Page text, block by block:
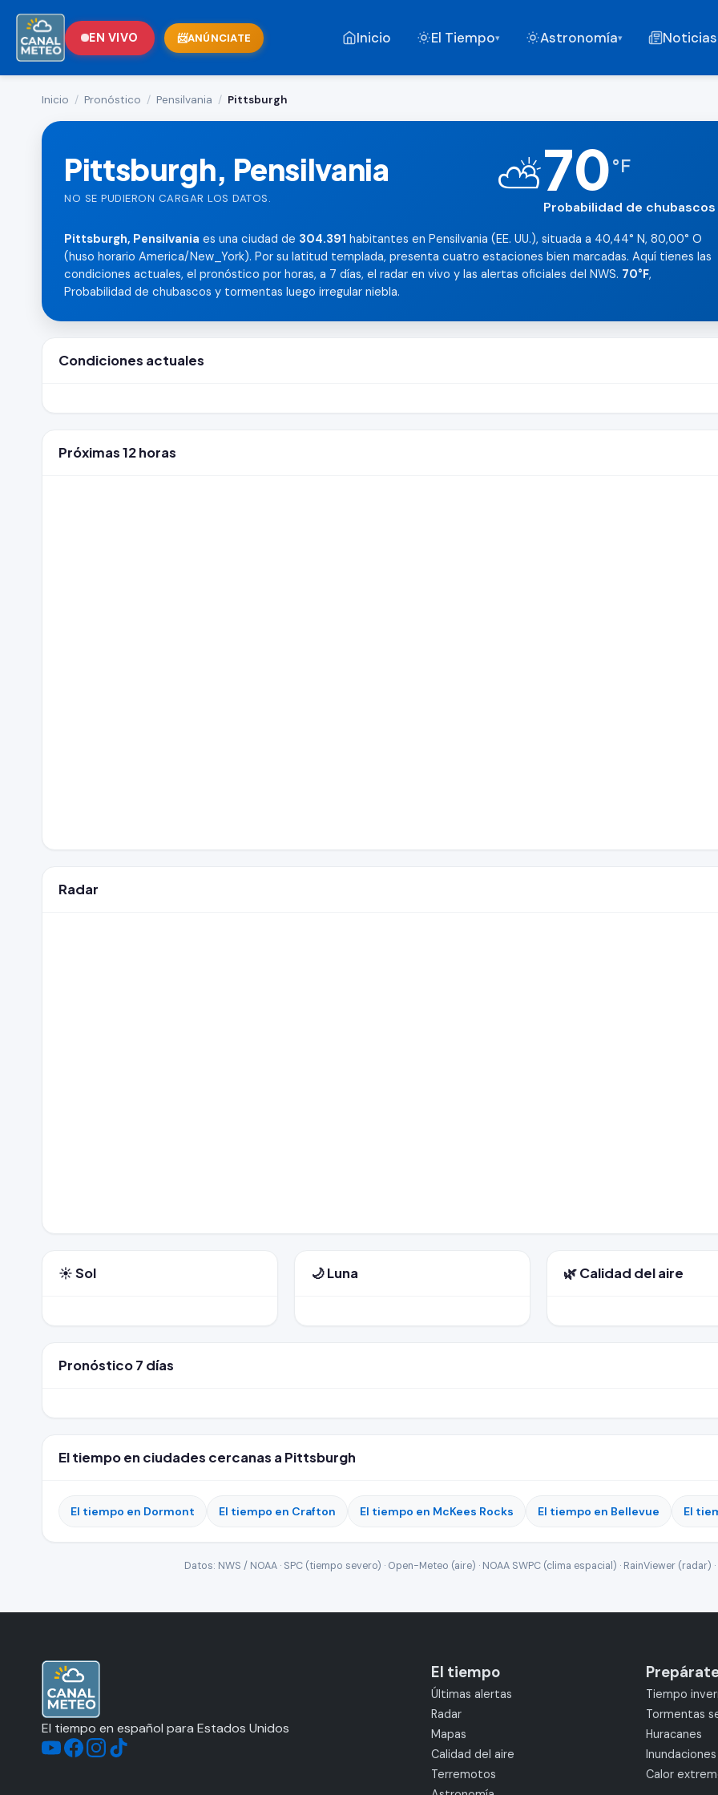
EN VIVO ANÚNCIATE Inicio El Tiempo▾ Astronomía▾ Noticias
Inicio / Pronóstico / Pensilvania / Pittsburgh
Pittsburgh, Pensilvania
NO SE PUDIERON CARGAR LOS DATOS. ⛅70°F
Probabilidad de
Pittsburgh, Pensilvania es una ciudad de 304.391 habitantes en Pensilvania (EE. UU.), situada a 40,44° N, 80,00° O
(huso horario America/New_York). Por su latitud templada, presenta cuatro estaciones bien marcadas. Aquí tienes las
condiciones actuales, el pronóstico por horas, a 7 días, el radar en vivo y las alertas oficiales del NWS. 70°F,
Probabilidad de chubascos y tormentas luego irregular niebla.
Condiciones actuales
Próximas 12 horas
Radar
☀️ Sol 🌙 Luna 🌿 Calidad del aire
Pronóstico 7 días
El tiempo en ciudades cercanas a Pittsburgh
El tiempo en Dormont El tiempo en Crafton El tiempo en McKees Rocks El tiempo en Bellevue El
Datos: NWS / NOAA · SPC (tiempo severo) · Open-Meteo (aire) · NOAA SWPC (clima espacial) · RainViewer (radar)
El tiempo en español para Estados Unidos
El tiempo
Últimas alertas
Radar
Mapas
Calidad del aire
Terremotos
Tiempo
Tormentas
Huracanes
Inundaciones
Calor